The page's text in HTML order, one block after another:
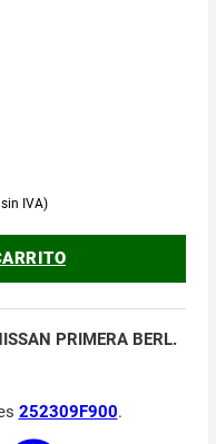
PRIMERA BERL.
252309F900.